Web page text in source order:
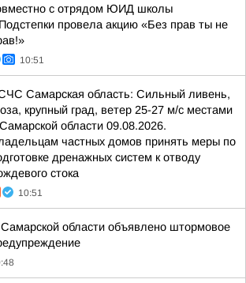
с отрядом ЮИД школы
провела акцию «Без прав ты не
10:51
Самарская область: Сильный ливень,
крупный град, ветер 25-27 м/с местами
области 09.08.2026.
частных домов принять меры по
дренажных систем к отводу
стока
10:51
области объявлено штормовое